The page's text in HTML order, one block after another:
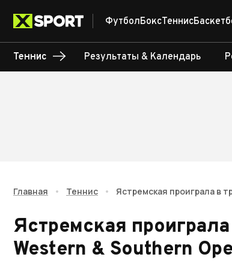
ФутболБоксТеннис
Теннис Результаты & Календарь
Главная • Теннис • Ястремская проиграла в
Ястремская
Western & Southern